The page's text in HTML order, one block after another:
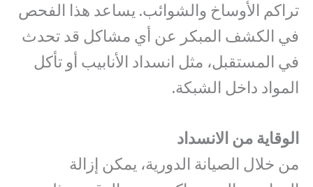
تراكم الأوساخ والشوائب. يساعد هذا الفحص
في الكشف المبكر عن أي مشاكل قد تحدث
في المستقبل، مثل انسداد الأنابيب أو تأكل
المواد داخل الشبكة.
الوقاية من الانسداد
من خلال الصيانة الدورية، يمكن إزالة